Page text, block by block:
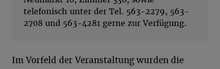
telefonisch unter der Tel. 563-2279, 563-
2708 und 563-4281 gerne zur Verfügung.
Im Vorfeld der Veranstaltung wurden die